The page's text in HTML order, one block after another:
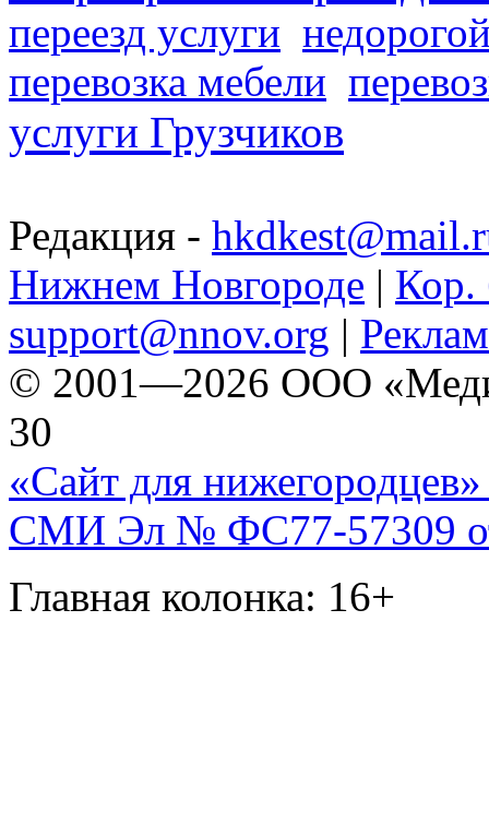
переезд услуги
перевозка мебели
услуги Грузчиков
Редакция -
Нижнем Новгороде | Кор.
support@nnov.org |
© 2001—2026 ООО
30
«Сайт для нижегородцев»
СМИ Эл № ФС77-57309
Главная колонка: 16+